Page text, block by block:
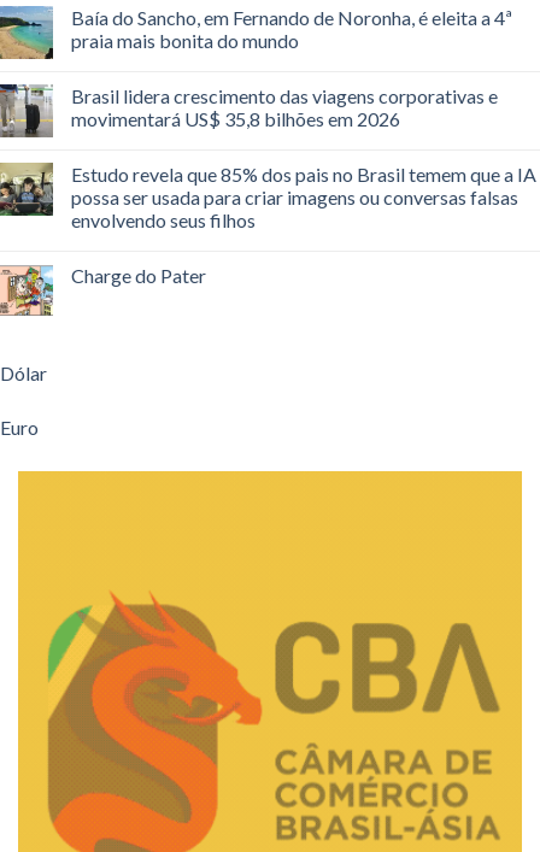
Baía do Sancho, em Fernando de Noronha, é eleita a 4ª
praia mais bonita do mundo
Brasil lidera crescimento das viagens corporativas e
movimentará US$ 35,8 bilhões em 2026
Estudo revela que 85% dos pais no Brasil temem que a IA
possa ser usada para criar imagens ou conversas falsas
envolvendo seus filhos
Charge do Pater
Dólar
Euro